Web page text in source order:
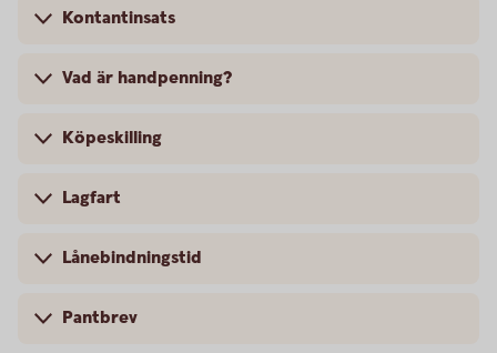
Kontantinsats
Vad är handpenning?
Köpeskilling
Lagfart
Lånebindningstid
Pantbrev